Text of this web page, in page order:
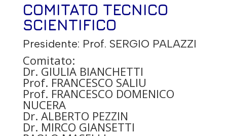
COMITATO TECNICO
SCIENTIFICO
Presidente: Prof. SERGIO PALAZZI
Comitato:
Dr. GIULIA BIANCHETTI
Prof. FRANCESCO SALIU
Prof. FRANCESCO DOMENICO
NUCERA
Dr. ALBERTO PEZZIN
Dr. MIRCO GIANSETTI